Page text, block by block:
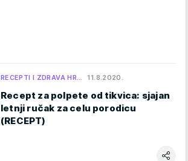
RECEPTI I ZDRAVA HR… 11.8.2020.
Recept za polpete od tikvica: sjajan
letnji ručak za celu porodicu
(RECEPT)